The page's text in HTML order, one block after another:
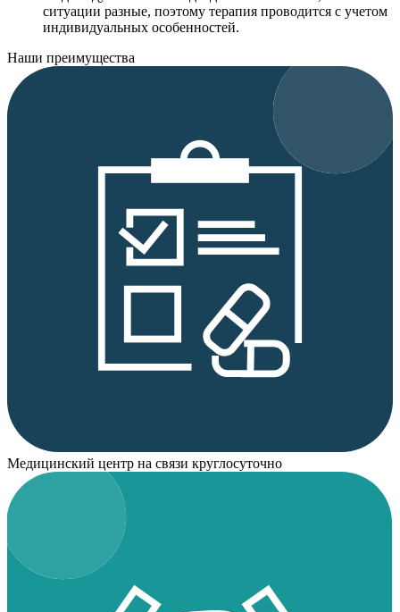
ситуации разные, поэтому терапия проводится с учетом
индивидуальных особенностей.
Наши преимущества
Медицинский центр на связи круглосуточно